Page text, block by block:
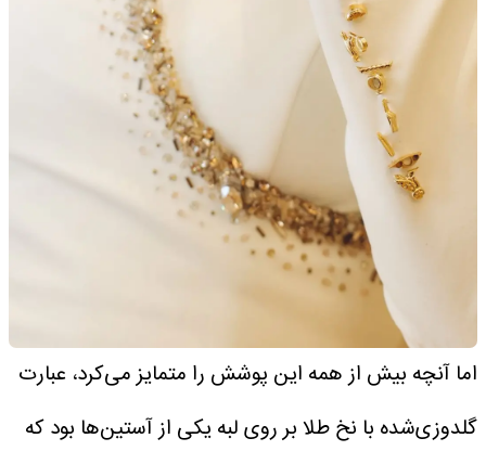
اما آنچه بیش از همه این پوشش را متمایز می‌کرد، عبارت
گلدوزی‌شده با نخ طلا بر روی لبه یکی از آستین‌ها بود که